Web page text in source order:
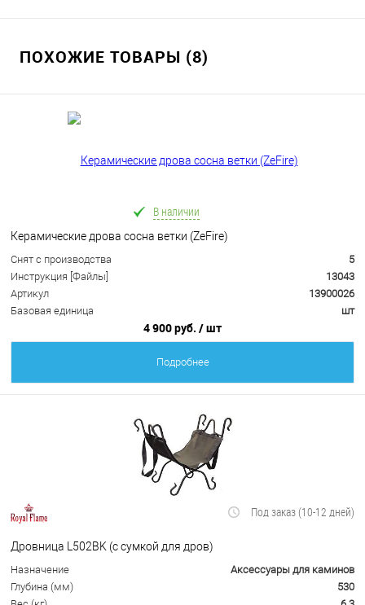
ПОХОЖИЕ ТОВАРЫ (8)
В наличии
Керамические дрова сосна ветки (ZeFire)
Снят с производства
5
Инструкция [Файлы]
13043
Артикул
13900026
Базовая единица
шт
4 900 руб. / шт
Подробнее
Под заказ (10-12 дней)
Дровница L502BK (с сумкой для дров)
Назначение
Аксессуары для каминов
Глубина (мм)
530